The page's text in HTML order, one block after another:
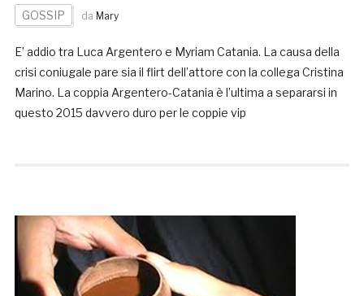
GOSSIP da Mary
E’ addio tra Luca Argentero e Myriam Catania. La causa della
crisi coniugale pare sia il flirt dell’attore con la collega Cristina
Marino. La coppia Argentero-Catania è l’ultima a separarsi in
questo 2015 davvero duro per le coppie vip